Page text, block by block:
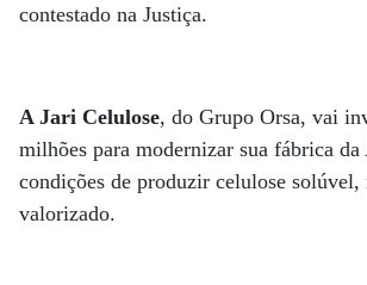
contestado na Justiça.
A Jari Celulose, do Grupo Orsa, vai
milhões para modernizar sua fábrica
condições de produzir celulose solúvel,
valorizado.